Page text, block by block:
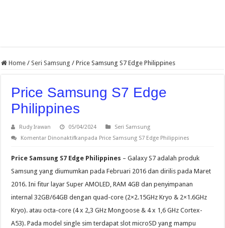
Home / Seri Samsung / Price Samsung S7 Edge Philippines
Price Samsung S7 Edge
Philippines
Rudy Irawan 05/04/2024
Seri Samsung
Komentar Dinonaktifkanpada Price Samsung S7 Edge Philippines
Price Samsung S7 Edge Philippines – Galaxy S7 adalah produk
Samsung yang diumumkan pada Februari 2016 dan dirilis pada Maret
2016. Ini fitur layar Super AMOLED, RAM 4GB dan penyimpanan
internal 32GB/64GB dengan quad-core (2×2.15GHz Kryo & 2×1.6GHz
Kryo). atau octa-core (4 x 2,3 GHz Mongoose & 4 x 1,6 GHz Cortex-
A53). Pada model single sim terdapat slot microSD yang mampu